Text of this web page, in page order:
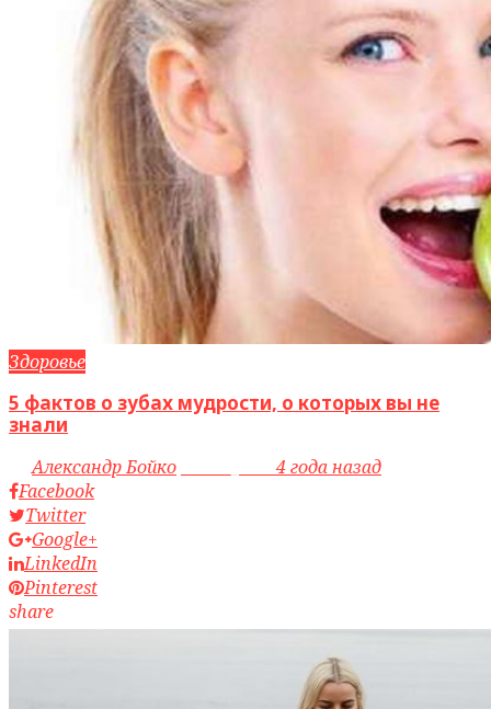
Здоровье
5 фактов о зубах мудрости, о которых вы не
знали
byАлександр Бойко
4 года назад
Facebook
Twitter
Google+
LinkedIn
Pinterest
share